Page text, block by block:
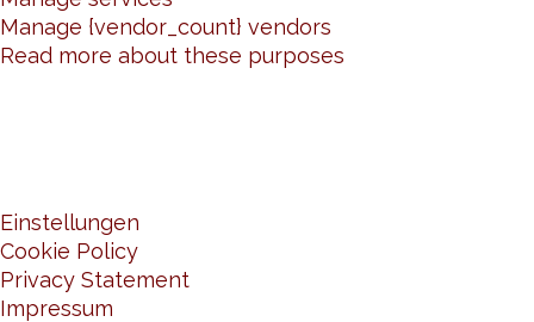
Manage {vendor_count} vendors
Read more about these purposes
Einstellungen
Cookie Policy
Privacy Statement
Impressum